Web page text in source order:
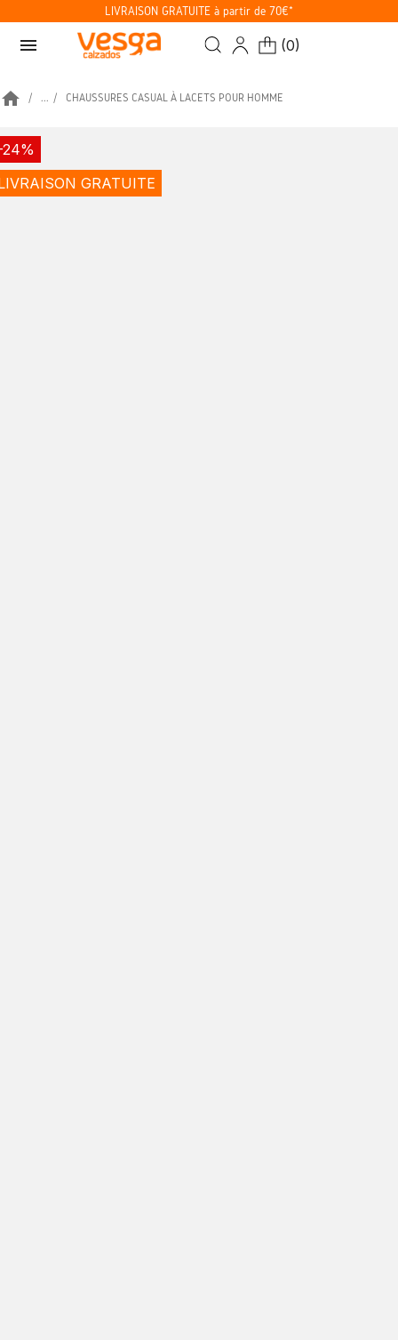
LIVRAISON GRATUITE à partir de 70€*
menu (0)
home ... CHAUSSURES CASUAL À LACETS POUR HOMME
GRATUITE